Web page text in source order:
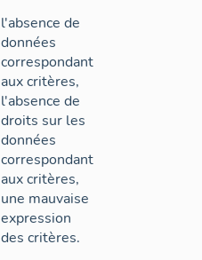
l'absence de
données
correspondant
aux critères,
l'absence de
droits sur les
données
correspondant
aux critères,
une mauvaise
expression
des critères.